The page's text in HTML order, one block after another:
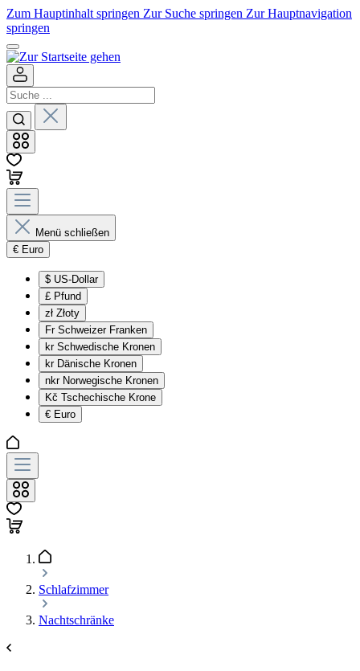
Zum Hauptinhalt springen Zur Suche springen Zur Hauptnavigation
springen
Menü schließen
€ Euro
$ US-Dollar
£ Pfund
zł Złoty
Fr Schweizer Franken
kr Schwedische Kronen
kr Dänische Kronen
nkr Norwegische Kronen
Kč Tschechische Krone
€ Euro
Schlafzimmer
Nachtschränke